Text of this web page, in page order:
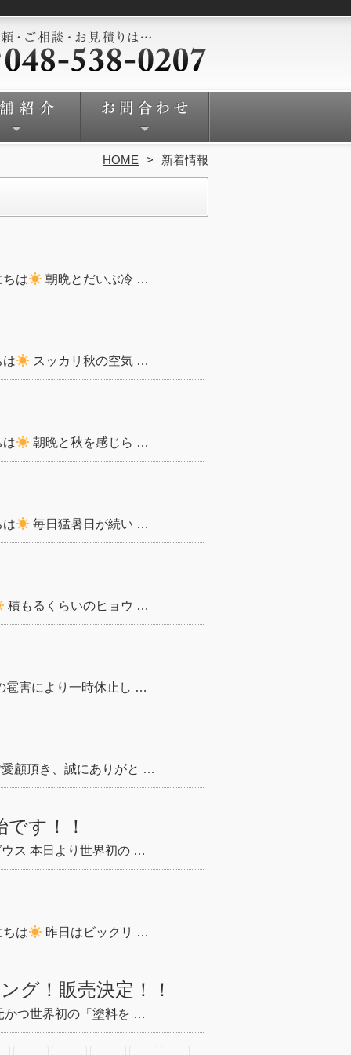
HOME 新着情報
ちは 朝晩とだいぶ冷 …
は スッカリ秋の空気 …
は 朝晩と秋を感じら …
は 毎日猛暑日が続い …
積もるくらいのヒョウ …
雹害により一時休止し …
顧頂き、誠にありがと …
す！！
ス 本日より世界初の …
ちは 昨日はビックリ …
グ！販売決定！！
かつ世界初の「塗料を …